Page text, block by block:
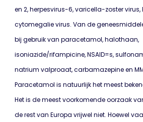
en 2, herpesvirus-6, varicella-zoster virus,
cytomegalie virus. Van de
bij gebruik van paracetamol, halothaan,
isoniazide/rifampicine, NSAID=s,
natrium valproaat, carbamazepine en
Paracetamol is natuurlijk het meest
Het is de meest voorkomende oorzaak
de rest van Europa vrijwel niet. Hoewel